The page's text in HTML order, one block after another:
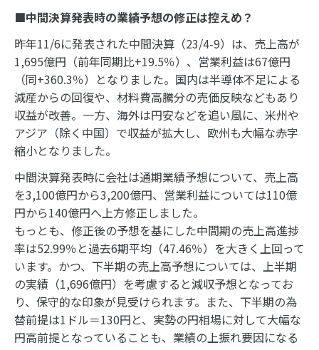
■中間決算発表時の業績予想の修正は控えめ？
昨年11/6に発表された中間決算（23/4-9）は、売上高が
1,695億円（前年同期比+19.5％）、営業利益は67億円
（同+360.3％）となりました。国内は半導体不足による
減産からの回復や、材料費高騰分の売価反映などもあり
収益が改善。一方、海外は円安などを追い風に、米州や
アジア（除く中国）で収益が拡大し、欧州も大幅な赤字
縮小となりました。
中間決算発表時に会社は通期業績予想について、売上高
を3,100億円から3,200億円、営業利益については110億
円から140億円へ上方修正しました。
もっとも、修正後の予想を基にした中間期の売上高進捗
率は52.99％と過去6期平均（47.46％）を大きく上回って
います。かつ、下半期の売上高予想については、上半期
の実績（1,696億円）を考慮すると減収予想となってお
り、保守的な印象が見受けられます。また、下半期の為
替前提は1ドル＝130円と、実勢の円相場に対して大幅な
円高前提となっていることも、業績の上振れ要因になる